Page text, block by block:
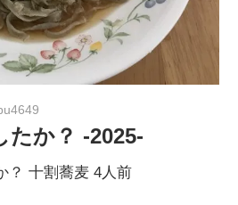
たか？ -2025-
？ 十割蕎麦 4人前